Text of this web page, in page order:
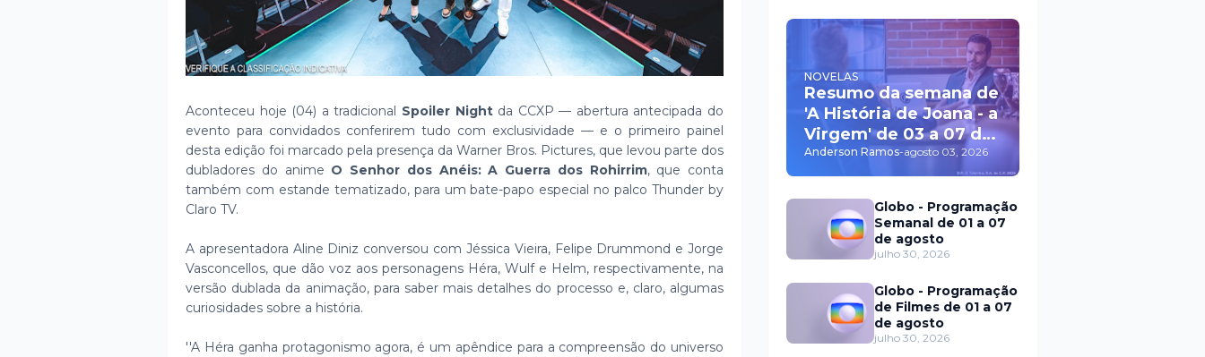
Aconteceu hoje (04) a tradicional Spoiler Nightda CCXP — abertura antecipada do
evento para convidados conferirem tudo com exclusividade — e o primeiro painel
desta edição foi marcado pela presença da Warner Bros. Pictures, que levou parte dos
dubladores do anime O Senhor dos Anéis: A Guerra dos Rohirrim, que conta
também com estande tematizado, para um bate-papo especial no palco Thunder by
Claro TV.
A apresentadora Aline Diniz conversou com Jéssica Vieira, Felipe Drummond e Jorge
Vasconcellos, que dão voz aos personagens Héra, Wulf e Helm, respectivamente, na
versão dublada da animação, para saber mais detalhes do processo e, claro, algumas
curiosidades sobre a história.
''A Héra ganha protagonismo agora, é um apêndice para a compreensão do universo
NOVELAS
Resumo da semana de
'A História de Joana - a
Virgem' de 03 a 07 de
agosto
Anderson Ramos-agosto 03, 2026
Globo - Programação
Semanal de 01 a 07
de agosto
julho 30, 2026
Globo - Programação
de Filmes de 01 a 07
de agosto
julho 30, 2026